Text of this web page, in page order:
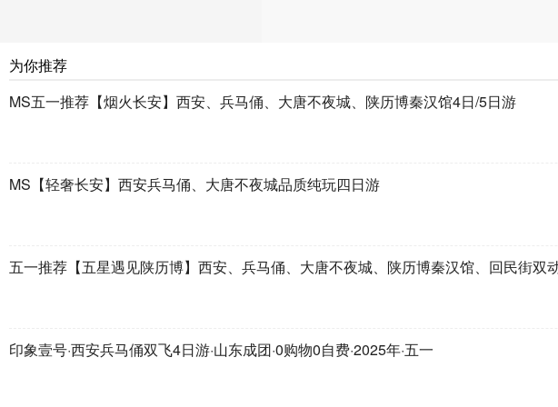
为你推荐
MS五一推荐【烟火长安】西安、兵马俑、大唐不夜城、陕历博秦汉馆4日/5日游
MS【轻奢长安】西安兵马俑、大唐不夜城品质纯玩四日游
五一推荐【五星遇见陕历博】西安、兵马俑、大唐不夜城、陕历博秦汉馆、回民街双
印象壹号·西安兵马俑双飞4日游·山东成团·0购物0自费·2025年·五一